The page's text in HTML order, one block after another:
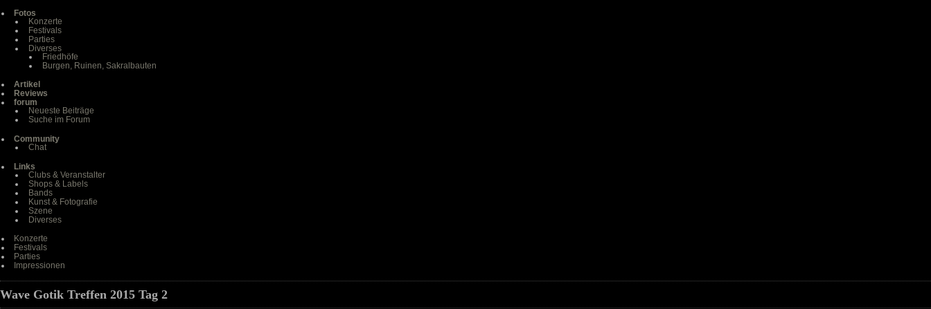
Fotos
Konzerte
Festivals
Parties
Diverses
Friedhöfe
Burgen, Ruinen, Sakralbauten
Artikel
Reviews
forum
Neueste Beiträge
Suche im Forum
Community
Chat
Links
Clubs & Veranstalter
Shops & Labels
Bands
Kunst & Fotografie
Szene
Diverses
Konzerte
Festivals
Parties
Impressionen
Wave Gotik Treffen 2015 Tag 2